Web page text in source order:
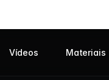
Vídeos Materiais